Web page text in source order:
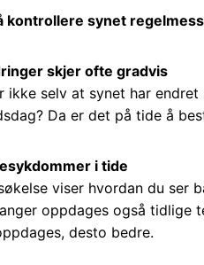
kontrollere synet
skjer ofte gradvis
ikke selv at synet har
Da er det på tide å
i tide
viser hvordan du
oppdages også
desto bedre.